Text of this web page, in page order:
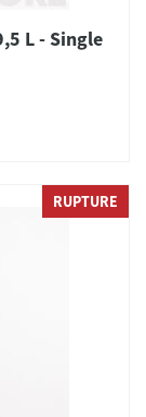
L - Single
RUPTURE